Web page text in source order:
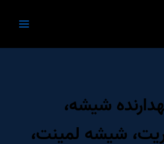
شیشه،
شیشه لمینت،